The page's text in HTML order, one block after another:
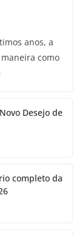
anos, a
como
Desejo de
completo da